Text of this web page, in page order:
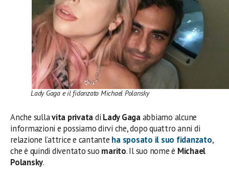
Lady Gaga e il fidanzato Michael Polansky
Anche sullavita privatadi Lady Gagaabbiamo alcune
informazioni e possiamo dirvi che, dopo quattro anni di
relazione l’attrice e cantante ha sposato il suo fidanzato,
che è quindi diventato suo marito. Il suo nome è Michael
Polansky.